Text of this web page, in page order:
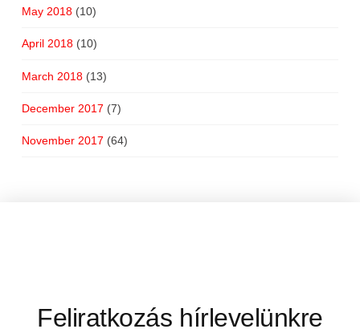
May 2018(10)
April 2018(10)
March 2018(13)
December 2017 (7)
November 2017 (64)
Feliratkozás hírlevelünkre